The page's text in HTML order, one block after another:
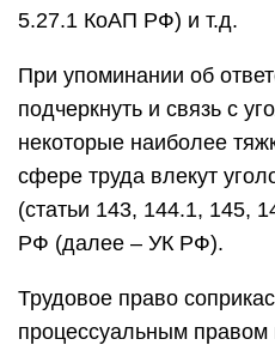
5.27.1 КоАП РФ) и т.д.
При упоминании об
подчеркнуть и связь с
некоторые наиболее
сфере труда влекут
(статьи 143, 144.1, 145,
РФ (далее – УК РФ).
Трудовое право
процессуальным правом